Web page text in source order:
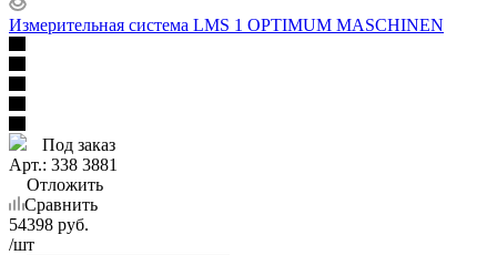
Измерительная система LMS 1 OPTIMUM MASCHINEN
Под заказ
Арт.: 338 3881
Отложить
Сравнить
54398 руб.
/шт